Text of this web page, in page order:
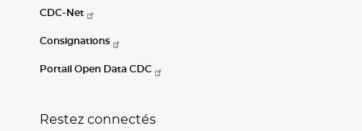
CDC-Net
Consignations
Portail Open Data CDC
Restez connectés